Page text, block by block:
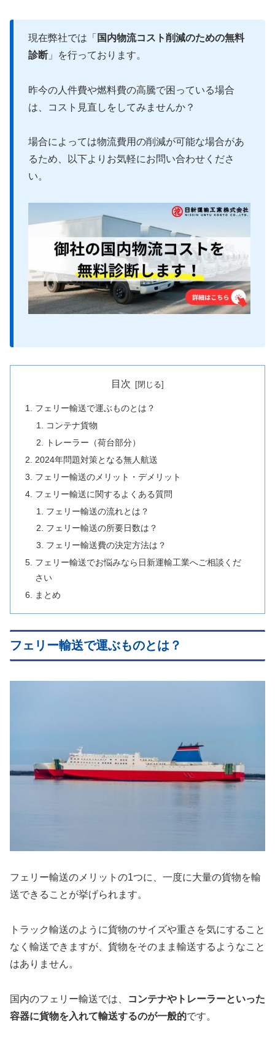
現在弊社では「 国内物流コスト削減のための無料
診断 」を行っております。
昨今の人件費や燃料費の高騰で困っている場合
は、コスト見直しをしてみませんか？
場合によっては物流費用の削減が可能な場合があ
るため、以下よりお気軽にお問い合わせくださ
い。
目次
フェリー輸送で運ぶものとは？
コンテナ貨物
トレーラー（荷台部分）
2024年問題対策となる無人航送
フェリー輸送のメリット・デメリット
フェリー輸送に関するよくある質問
フェリー輸送の流れとは？
フェリー輸送の所要日数は？
フェリー輸送費の決定方法は？
フェリー輸送でお悩みなら日新運輸工業へご相談くだ
さい
まとめ
フェリー輸送で運ぶものとは？
フェリー輸送のメリットの1つに、一度に大量の貨物を輸
送できることが挙げられます。
トラック輸送のように貨物のサイズや重さを気にすること
なく輸送できますが、貨物をそのまま輸送するようなこと
はありません。
国内のフェリー輸送では、
コンテナやトレーラーといった
容器に貨物を入れて輸送するのが一般的です。